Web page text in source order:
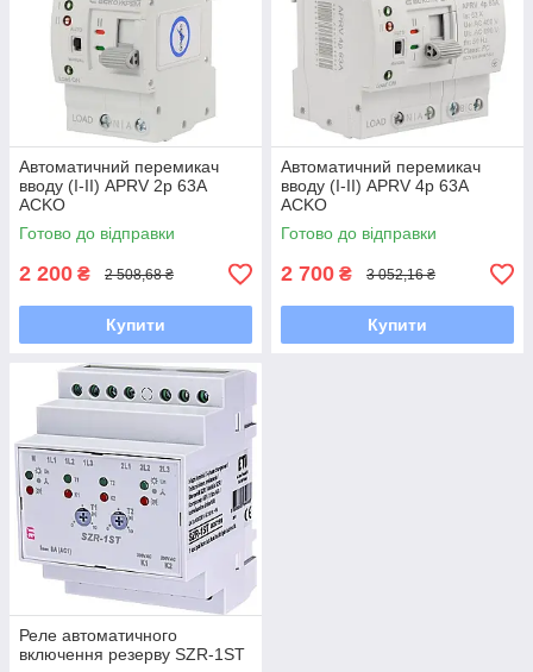
Автоматичний перемикач
вводу (I-II) APRV 2p 63A
ACKO
Готово до відправки
2 200 ₴ 2 508,68 ₴
Купити
Автоматичний перемикач
вводу (I-II) APRV 4p 63A
ACKO
Готово до відправки
2 700 ₴ 3 052,16 ₴
Купити
Реле автоматичного
включення резерву SZR-1ST